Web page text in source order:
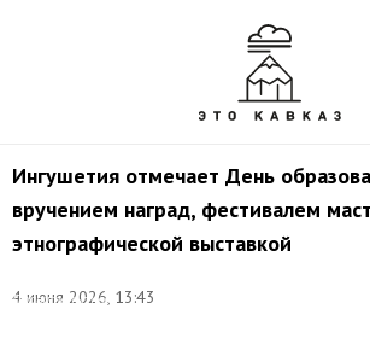
Ингушетия отмечает День
вручением наград, фестивалем
этнографической выставкой
4 июня 2026, 13:43
Правительство